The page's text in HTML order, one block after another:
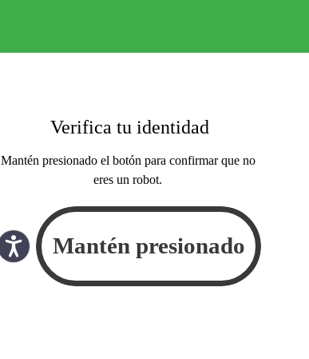
Verifica tu identidad
Mantén presionado el botón para confirmar que no
eres un robot.